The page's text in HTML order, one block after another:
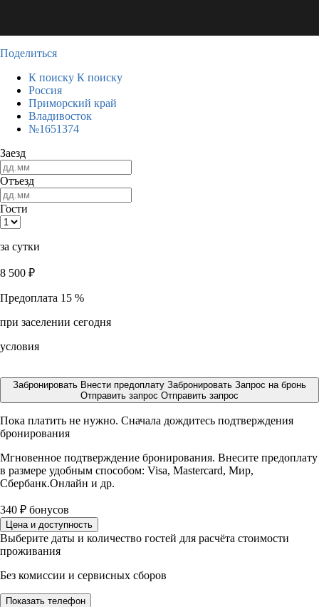
Поделиться
К поиску К поиску
Россия
Приморский край
Владивосток
№1651374
Заезд
Отъезд
Гости
за сутки
8 500 ₽
Предоплата 15 %
при заселении сегодня
условия
Забронировать Внести предоплату Забронировать Запрос на бронь
Отправить запрос Отправить запрос
Пока платить не нужно. Сначала дождитесь подтверждения
бронирования
Мгновенное подтверждение бронирования. Внесите предоплату
в размере удобным способом: Visa, Mastercard, Мир,
Сбербанк.Онлайн и др.
340 ₽ бонусов
Цена и доступность
Выберите даты и количество гостей для расчёта стоимости
проживания
Без комиссии и сервисных сборов
Показать телефон